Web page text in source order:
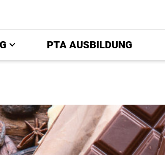
PTA AUSBILDUNG